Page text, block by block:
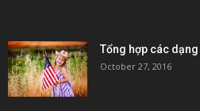
Tổng hợp các
October 27, 2016